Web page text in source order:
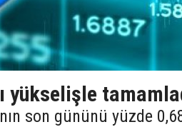
yükselişle
son gününü yüzde